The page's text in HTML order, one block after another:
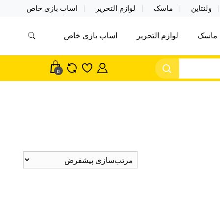
ولنتاین ماسک لوازم التحریر اساب بازی خاص
اکسسوری ماسک در واردات مستقیم
ماسک لوازم التحریر اساب بازی خاص
0